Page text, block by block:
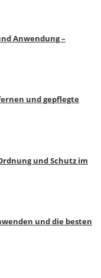
Anwendung –
und gepflegte
und Schutz im
und die besten